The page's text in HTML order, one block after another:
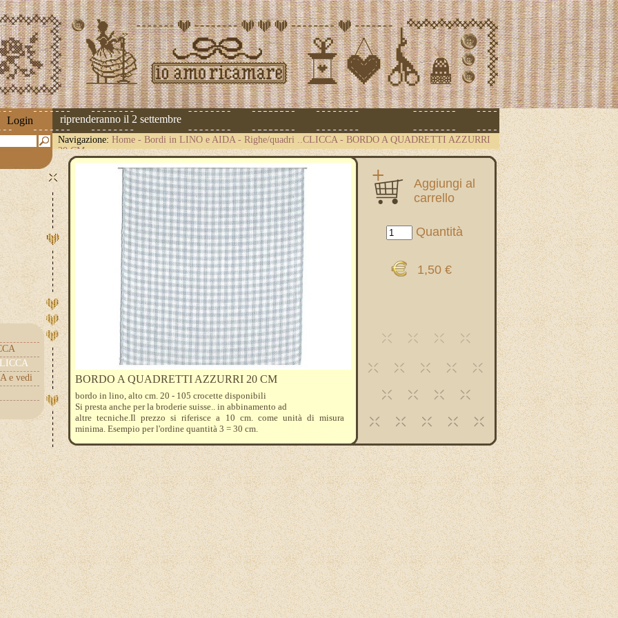
Login riprenderanno il 2 settembre
Navigazione: Home - Bordi in LINO e AIDA- Righe/quadri ..CLICCA- BORDO A QUADRETTI AZZURRI
20 CM
e vedi
Aggiungi al
carrello
Quantità
1,50 €
BORDO A QUADRETTI AZZURRI 20 CM
bordo in lino, alto cm. 20 - 105 crocette disponibili
Si presta anche per la broderie suisse.. in abbinamento ad
altre tecniche.Il prezzo si riferisce a 10 cm. come unità di misura
minima. Esempio per l'ordine quantità 3 = 30 cm.